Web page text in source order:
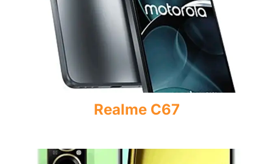
Realme C67